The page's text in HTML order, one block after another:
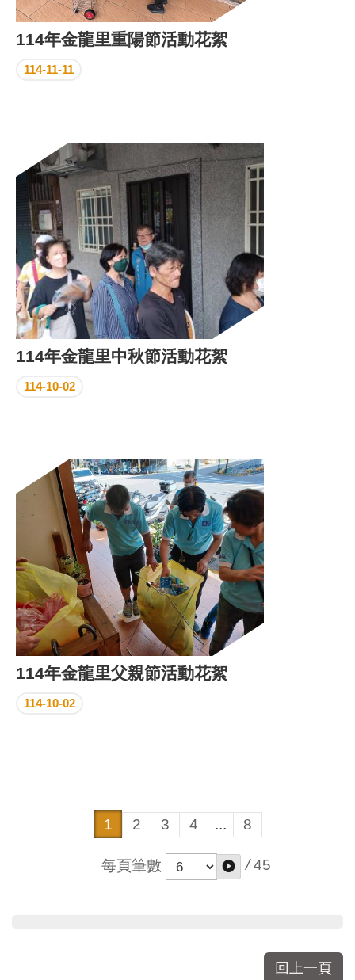
114年金龍里重陽節活動花絮
114-11-11
114年金龍里中秋節活動花絮
114-10-02
114年金龍里父親節活動花絮
114-10-02
1 2 3 4 ... 8
每頁筆數 / 45
回上一頁